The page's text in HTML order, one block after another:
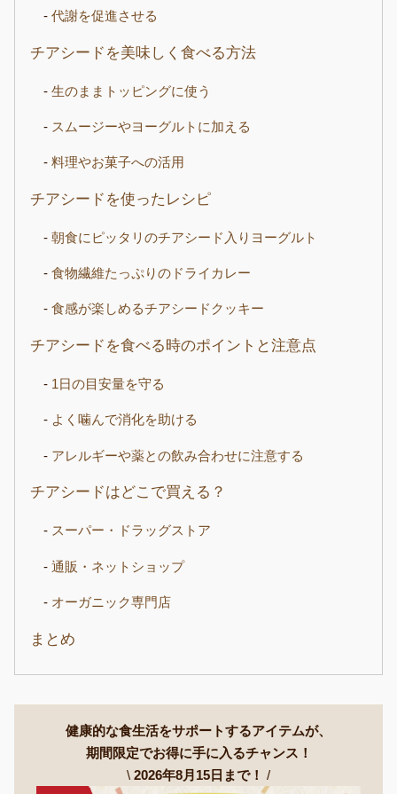
代謝を促進させる
チアシードを美味しく食べる方法
生のままトッピングに使う
スムージーやヨーグルトに加える
料理やお菓子への活用
チアシードを使ったレシピ
朝食にピッタリのチアシード入りヨーグルト
食物繊維たっぷりのドライカレー
食感が楽しめるチアシードクッキー
チアシードを食べる時のポイントと注意点
1日の目安量を守る
よく噛んで消化を助ける
アレルギーや薬との飲み合わせに注意する
チアシードはどこで買える？
スーパー・ドラッグストア
通販・ネットショップ
オーガニック専門店
まとめ
健康的な食生活をサポートするアイテムが、
期間限定でお得に手に入るチャンス！
\ 2026年8月15日まで！ /